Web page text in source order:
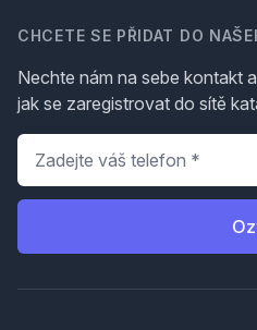
CHCETE SE PŘIDAT DO
Nechte nám na sebe kontakt
jak se zaregistrovat do sítě
Telefon